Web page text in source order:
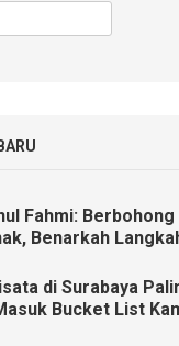
Fahmi:
Benarkah
di Surabaya
Bucket List